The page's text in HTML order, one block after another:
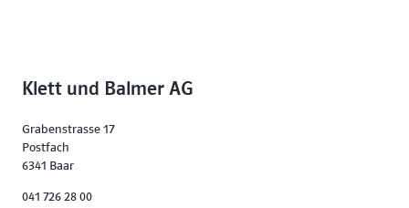
Klett und Balmer AG
Grabenstrasse 17
Postfach
6341 Baar
041 726 28 00